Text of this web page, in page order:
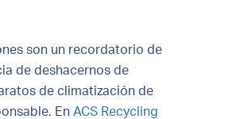
son un recordatorio de
de deshacernos de
de climatización de
En ACS Recycling